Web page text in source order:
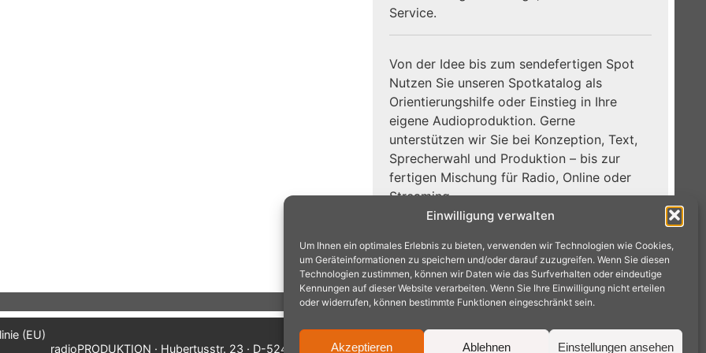
Einwilligung verwalten
Um Ihnen ein optimales Erlebnis zu bieten, verwenden wir Technologien wie Cookies,
um Geräteinformationen zu speichern und/oder darauf zuzugreifen. Wenn Sie diesen
Technologien zustimmen, können wir Daten wie das Surfverhalten oder eindeutige
Kennungen auf dieser Website verarbeiten. Wenn Sie Ihre Einwilligung nicht erteilen
oder widerrufen, können bestimmte Funktionen eingeschränkt sein.
Akzeptieren Ablehnen Einstellungen ansehen
Service.
Von der Idee bis zum sendefertigen Spot
Nutzen Sie unseren Spotkatalog als
Orientierungshilfe oder Einstieg in Ihre
eigene Audioproduktion. Gerne
unterstützen wir Sie bei Konzeption, Text,
Sprecherwahl und Produktion – bis zur
fertigen Mischung für Radio, Online oder
Streaming.
Spotkatalog →
(EU)
radioPRODUKTION · Hubertusstr. 23 · D-52477 Alsdorf/Aachen · Tel.: 02404 9575240 ·
mail@radioproduktion.de